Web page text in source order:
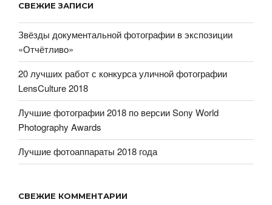
СВЕЖИЕ ЗАПИСИ
Звёзды документальной фотографии в экспозиции
«Отчётливо»
20 лучших работ с конкурса уличной фотографии
LensCulture 2018
Лучшие фотографии 2018 по версии Sony World
Photography Awards
Лучшие фотоаппараты 2018 года
СВЕЖИЕ КОММЕНТАРИИ